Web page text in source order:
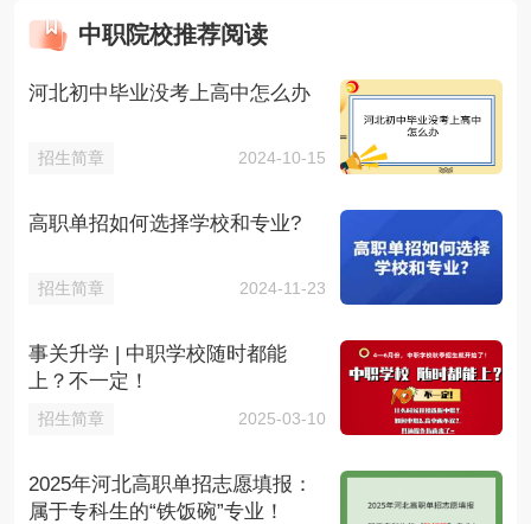
中职院校推荐阅读
河北初中毕业没考上高中怎么办
招生简章 2024-10-15
高职单招如何选择学校和专业?
招生简章 2024-11-23
事关升学 | 中职学校随时都能
上？不一定！
招生简章 2025-03-10
2025年河北高职单招志愿填报：
属于专科生的“铁饭碗”专业！